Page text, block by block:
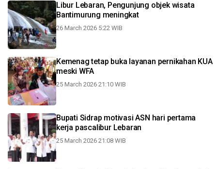
Libur Lebaran, Pengunjung objek wisata
Bantimurung meningkat
26 March 2026 5:22 WIB
Kemenag tetap buka layanan pernikahan KUA
meski WFA
25 March 2026 21:10 WIB
Bupati Sidrap motivasi ASN hari pertama
kerja pascalibur Lebaran
25 March 2026 21:08 WIB